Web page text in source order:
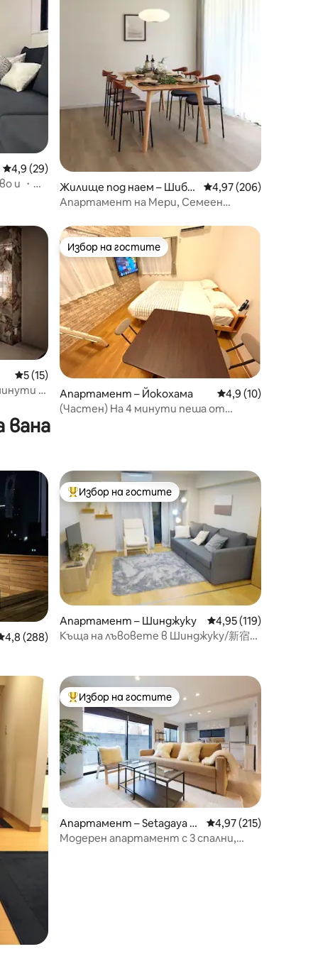
Средна оценка: 4,9 от 5, 29 отзива
4,9 (29)
и ・
Жилище под наем – Шибу
я
Средна оценка: 4,97
4,97 (206)
Апартамент на Мери, Семеен
Средна оценка: 5 от 5, 15 отзива
5 (15)
с
Избор на гостите
Избор на гостите
Апартамент – Йокохама Средна оценка:
4,9 (10)
(Частен) На 4 минути пеша от
вана
оценка: 4,8 от 5, 288 отзива
4,8 (288)
Най-популярен избор на гостите
Избор на гостите
Апартамент – Шинджуку Средна оценка: 4,95
4,95 (119)
Къща на лъвовете в Шинджуку/新宿伊
Най-популярен избор на гостите
Избор на гостите
Апартамент – Setagaya Ci
ty
Средна оценка: 4,97
4,97 (215)
Модерен апартамент с 3 спални,